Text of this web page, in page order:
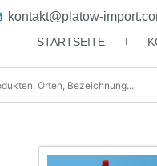
kontakt@platow-
STARTSEITE